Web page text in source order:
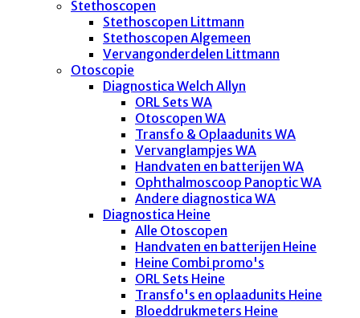
Stethoscopen
Stethoscopen Littmann
Stethoscopen Algemeen
Vervangonderdelen Littmann
Otoscopie
Diagnostica Welch Allyn
ORL Sets WA
Otoscopen WA
Transfo & Oplaadunits WA
Vervanglampjes WA
Handvaten en batterijen WA
Ophthalmoscoop Panoptic WA
Andere diagnostica WA
Diagnostica Heine
Alle Otoscopen
Handvaten en batterijen Heine
Heine Combi promo's
ORL Sets Heine
Transfo's en oplaadunits Heine
Bloeddrukmeters Heine